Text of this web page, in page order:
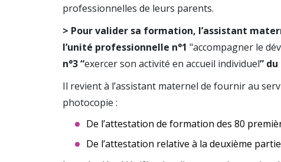
professionnelles de leurs parents.
> Pour valider sa formation, l’assistant
l’unité professionnelle n°1 "accompagner le
n°3 “exercer son activité en accueil individuel” du
Il revient à l’assistant maternel de fournir au
photocopie :
De l’attestation de formation des 80
De l’attestation relative à la deuxième